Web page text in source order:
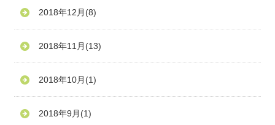
2018年12月 (8)
2018年11月 (13)
2018年10月 (1)
2018年9月 (1)